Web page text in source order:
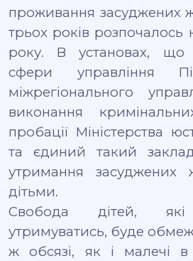
проживання засуджених
трьох років розпочалось
року. В установах, що
сфери управління
міжрегіонального
виконання
пробації Міністерства
та єдиний такий
утримання засуджених
дітьми.
Свобода дітей,
утримуватись, буде
ж обсязі, як і малечі в